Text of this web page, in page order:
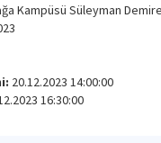
Kampüsü Süleyman
20.12.2023 14:00:00
16:30:00